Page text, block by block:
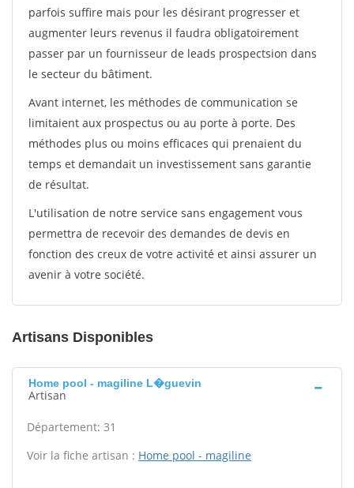
parfois suffire mais pour les désirant progresser et
augmenter leurs revenus il faudra obligatoirement
passer par un fournisseur de leads prospectsion dans
le secteur du bâtiment.
Avant internet, les méthodes de communication se
limitaient aux prospectus ou au porte à porte. Des
méthodes plus ou moins efficaces qui prenaient du
temps et demandait un investissement sans garantie
de résultat.
L'utilisation de notre service sans engagement vous
permettra de recevoir des demandes de devis en
fonction des creux de votre activité et ainsi assurer un
avenir à votre société.
Artisans Disponibles
Home pool - magiline L�guevin
Artisan
Département: 31
Voir la fiche artisan : Home pool - magiline